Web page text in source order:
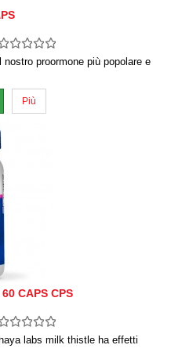
proormone più popolare e
Più
CAPS CPS
labs milk thistle ha effetti